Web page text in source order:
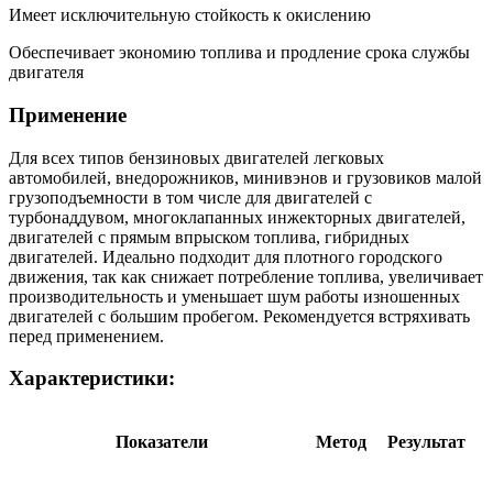
Имеет исключительную стойкость к окислению
Обеспечивает экономию топлива и продление срока службы
двигателя
Применение
Для всех типов бензиновых двигателей легковых
автомобилей, внедорожников, минивэнов и грузовиков малой
грузоподъемности в том числе для двигателей с
турбонаддувом, многоклапанных инжекторных двигателей,
двигателей с прямым впрыском топлива, гибридных
двигателей. Идеально подходит для плотного городского
движения, так как снижает потребление топлива, увеличивает
производительность и уменьшает шум работы изношенных
двигателей с большим пробегом. Рекомендуется встряхивать
перед применением.
Характеристики:
Показатели Метод Результат